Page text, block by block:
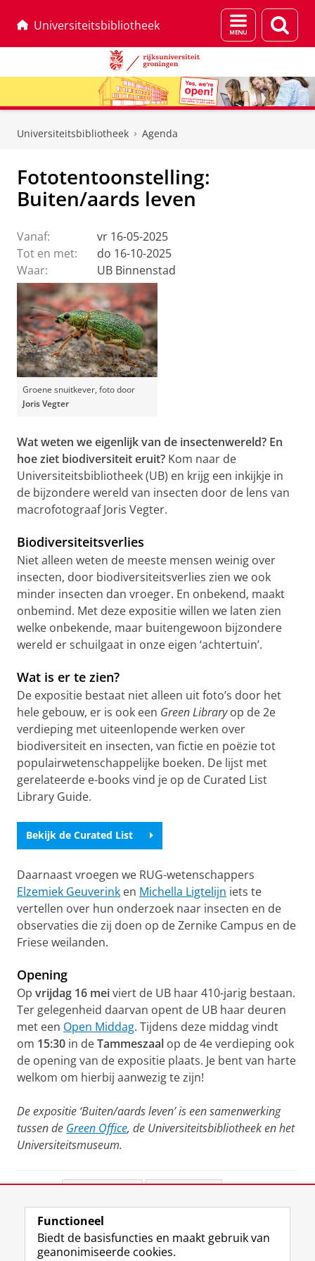
Universiteitsbibliotheek
Menu
en
Universiteitsbibliotheek Agenda
Fototentoonstelling:
Buiten/aards leven
Vanaf:
vr 16-05-2025
Tot en met:
do 16-10-2025
Waar:
UB Binnenstad
Groene snuitkever, foto door
Joris Vegter
Wat weten we eigenlijk van de insectenwereld? En
hoe ziet biodiversiteit eruit? Kom naar de
Universiteitsbibliotheek (UB) en krijg een inkijkje in
de bijzondere wereld van insecten door de lens van
macrofotograaf Joris Vegter.
Biodiversiteitsverlies
Niet alleen weten de meeste mensen weinig over
insecten, door biodiversiteitsverlies zien we ook
minder insecten dan vroeger. En onbekend, maakt
onbemind. Met deze expositie willen we laten zien
welke onbekende, maar buitengewoon bijzondere
wereld er schuilgaat in onze eigen ‘achtertuin’.
Wat is er te zien?
De expositie bestaat niet alleen uit foto’s door het
hele gebouw, er is ook een Green Libraryop de 2e
verdieping met uiteenlopende werken over
biodiversiteit en insecten, van fictie en poëzie tot
populairwetenschappelijke boeken. De lijst met
gerelateerde e-books vind je op de Curated List
Library Guide.
Bekijk de Curated List
Daarnaast vroegen we RUG-wetenschappers
Elzemiek Geuverink en Michella Ligtelijn iets te
vertellen over hun onderzoek naar insecten en de
observaties die zij doen op de Zernike Campus en de
Friese weilanden.
Opening
Op vrijdag 16 meiviert de UB haar 410-jarig bestaan.
Ter gelegenheid daarvan opent de UB haar deuren
met een Open Middag. Tijdens deze middag vindt
om 15:30 in deTammeszaal op de 4e verdieping ook
de opening van de expositie plaats. Je bent van harte
welkom om hierbij aanwezig te zijn!
De expositie ‘Buiten/aards leven’ is een samenwerking
tussen de Green Office, de Universiteitsbibliotheek en het
Universiteitsmuseum.
View this page in:English
Functioneel
Biedt de basisfuncties en maakt gebruik van
geanonimiseerde cookies.